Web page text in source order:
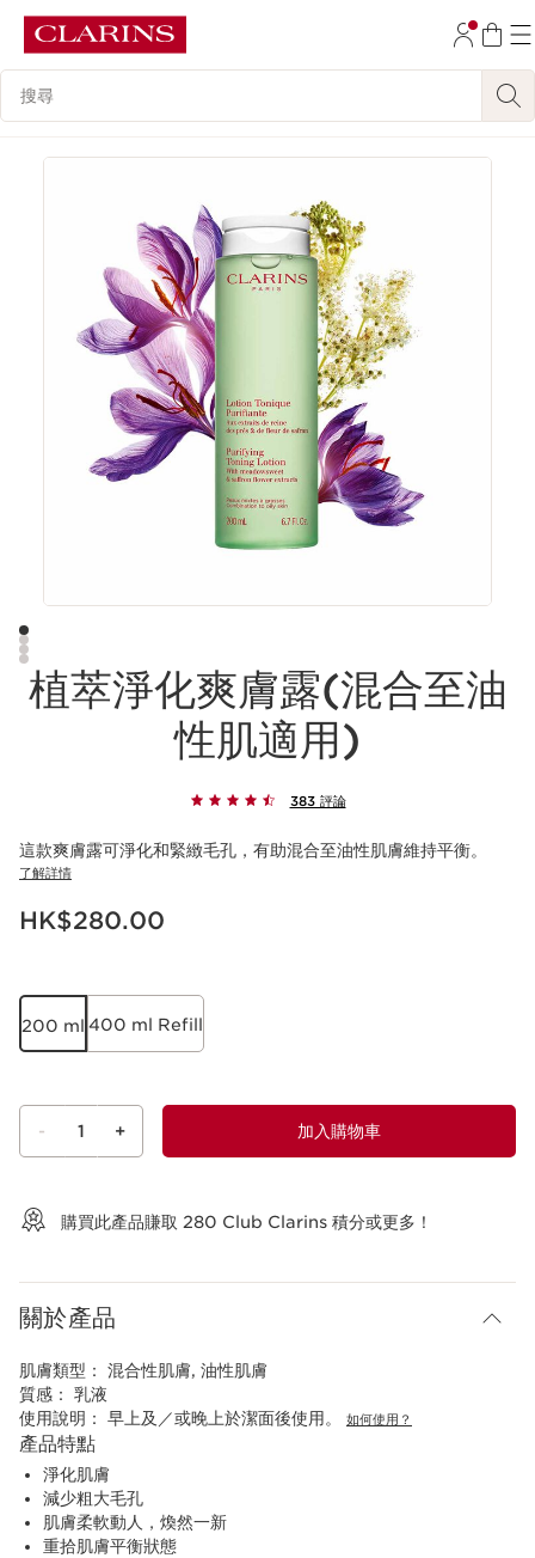
跳至內容
搜尋內容說明
植萃淨化爽膚露(混合至油
性肌適用)
383 評論
這款爽膚露可淨化和緊緻毛孔，有助混合至油性肌膚維持平衡。
了解詳情
現在價格HK$280.00
HK$280.00
200 ml 400 ml Refill
- 1 + 加入購物車
購買此產品賺取 280 Club Clarins 積分或更多！
關於產品
肌膚類型： 混合性肌膚, 油性肌膚
質感： 乳液
使用說明： 早上及／或晚上於潔面後使用。 如何使用？
產品特點
淨化肌膚
減少粗大毛孔
肌膚柔軟動人，煥然一新
重拾肌膚平衡狀態